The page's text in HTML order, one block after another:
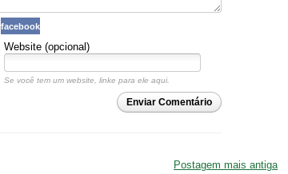
facebook
Website (opcional)
Se você tem um website, linke para ele aqui.
Enviar Comentário
Postagem mais antiga